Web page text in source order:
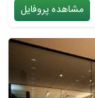
مشاهده پروفایل